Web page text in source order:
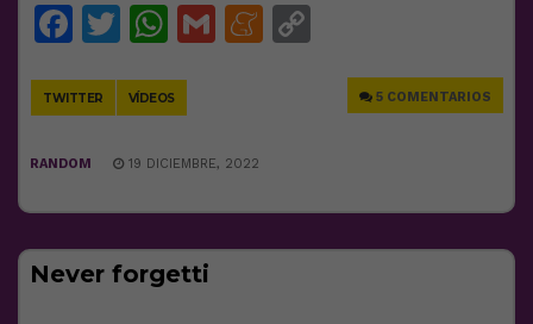
Facebook
Twitter
WhatsApp
GmailMeneame
TWITTER VÍDEOS 5 COMENTARIOS
RANDOM 19 DICIEMBRE, 2022
Never forgetti